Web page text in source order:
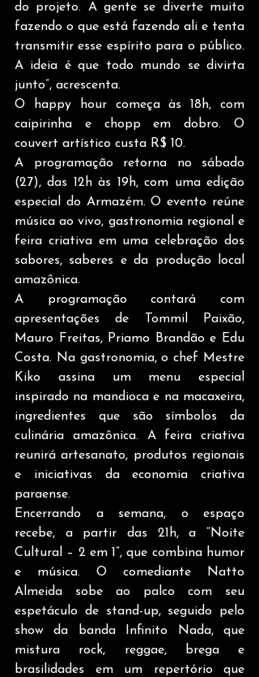
do projeto. A gente se diverte muito
fazendo o que está fazendo ali e tenta
transmitir esse espírito para o público.
A ideia é que todo mundo se divirta
junto”, acrescenta.
O happy hour começa às 18h, com
caipirinha e chopp em dobro. O
couvert artístico custa R$ 10.
A programação retorna no sábado
(27), das 12h às 19h, com uma edição
especial do Armazém. O evento reúne
música ao vivo, gastronomia regional e
feira criativa em uma celebração dos
sabores, saberes e da produção local
amazônica.
A programação contará com
apresentações de Tommil Paixão,
Mauro Freitas, Priamo Brandão e Edu
Costa. Na gastronomia, o chef Mestre
Kiko assina um menu especial
inspirado na mandioca e na macaxeira,
ingredientes que são símbolos da
culinária amazônica. A feira criativa
reunirá artesanato, produtos regionais
e iniciativas da economia criativa
paraense.
Encerrando a semana, o espaço
recebe, a partir das 21h, a “Noite
Cultural – 2 em 1”, que combina humor
e música. O comediante Natto
Almeida sobe ao palco com seu
espetáculo de stand-up, seguido pelo
show da banda Infinito Nada, que
mistura rock, reggae, brega e
brasilidades em um repertório que